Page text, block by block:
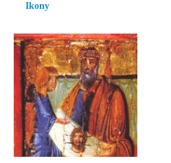
Ikony